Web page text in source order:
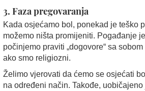
3. Faza pregovaranja
Kada osjećamo bol, ponekad je teško
možemo ništa promijeniti. Pogađanje
počinjemo praviti „dogovore“ sa
ako smo religiozni.
Želimo vjerovati da ćemo se osjećati
na određeni način. Takođe,